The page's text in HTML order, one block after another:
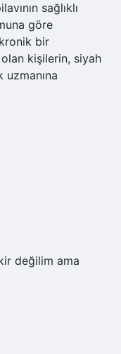
sağlıklı
göre
bir
olan kişilerin, siyah
değilim ama